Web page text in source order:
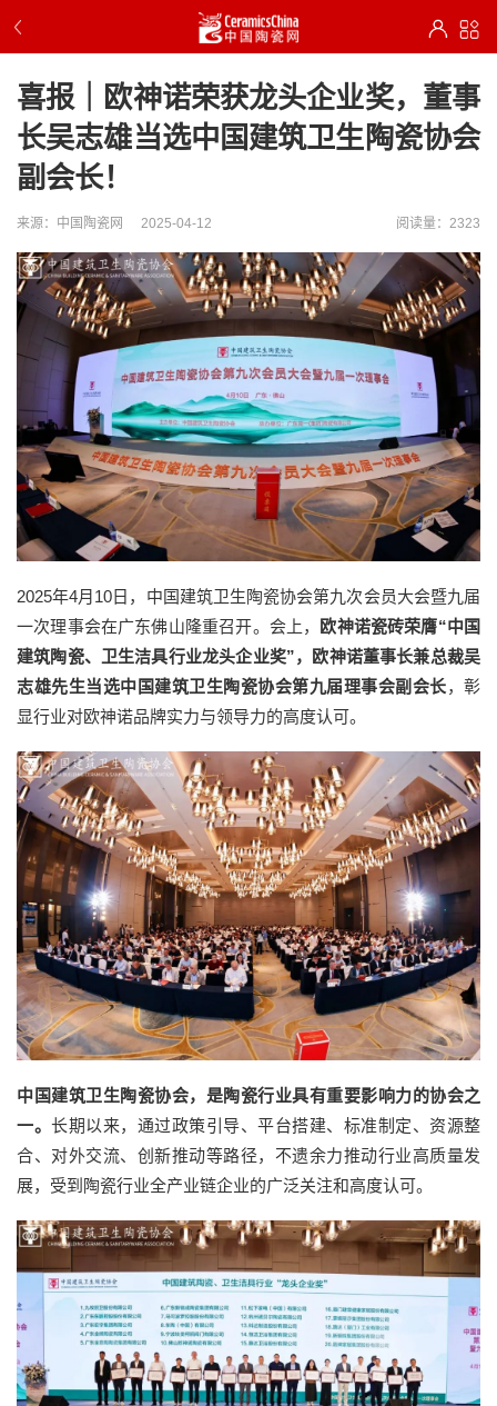
喜报｜欧神诺荣获龙头企业奖，董事
长吴志雄当选中国建筑卫生陶瓷协会
副会长！
来源：中国陶瓷网 2025-04-12 阅读量：2323
2025年4月10日，中国建筑卫生陶瓷协会第九次会员大会暨九届
一次理事会在广东佛山隆重召开。会上， 欧神诺瓷砖荣膺“中国
建筑陶瓷、卫生洁具行业龙头企业奖”，欧神诺董事长兼总裁吴
志雄先生当选中国建筑卫生陶瓷协会第九届理事会副会长，彰
显行业对欧神诺品牌实力与领导力的高度认可。
中国建筑卫生陶瓷协会，是陶瓷行业具有重要影响力的协会之
一。 长期以来，通过政策引导、平台搭建、标准制定、资源整
合、对外交流、创新推动等路径，不遗余力推动行业高质量发
展，受到陶瓷行业全产业链企业的广泛关注和高度认可。